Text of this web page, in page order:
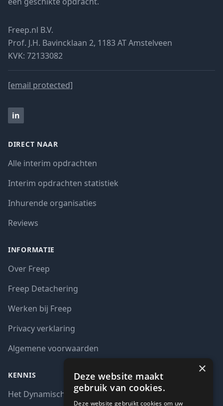
Freep.nl B.V.
Prof. J.H. Bavincklaan 2, 1183 AT Amstelveen
KVK: 72133082
[email protected]
in
DIRECT NAAR
Alle interim opdrachten
Interim opdrachten statistiek
Inhurende organisaties
Reviews
INFORMATIE
Over Freep
Freep Detachering
Werken bij Freep
Privacy verklaring
Algemene voorwaarden
KENNIS
Het Dynamisch aankoopsysteem (DAS)
×
Deze website maakt
gebruik van cookies.
Deze website gebruikt cookies om uw